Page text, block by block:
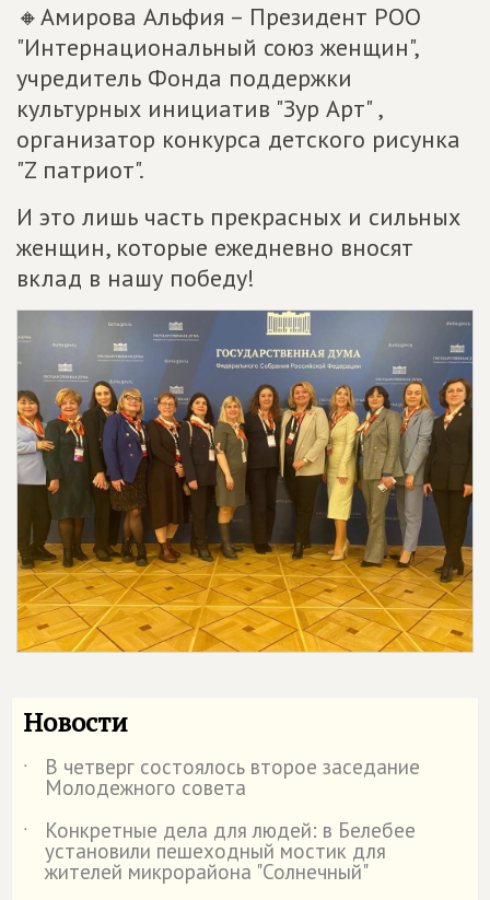
🔸Амирова Альфия – Президент РОО
"Интернациональный союз женщин",
учредитель Фонда поддержки
культурных инициатив "Зур Арт" ,
организатор конкурса детского рисунка
"Z патриот".
И это лишь часть прекрасных и сильных
женщин, которые ежедневно вносят
вклад в нашу победу!
Новости
˙ В четверг состоялось второе заседание
Молодежного совета
˙
Конкретные дела для людей: в Белебее
установили пешеходный мостик для
жителей микрорайона "Солнечный"